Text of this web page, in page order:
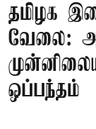
தமிழக
வேலை:
ஒப்பந்தம்